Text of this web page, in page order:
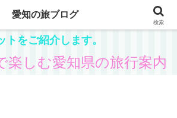
子供と一緒に楽しめる県内観光ス
トをご紹介します。
楽しむ愛知県の旅行案内
愛知の旅ブログ
検索